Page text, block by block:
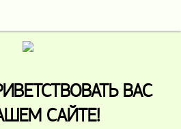
ВАС
САЙТЕ!